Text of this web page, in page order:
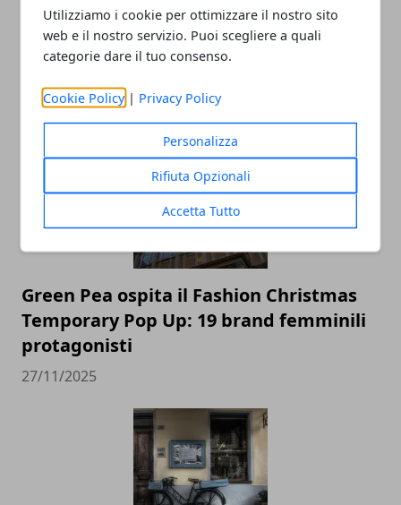
Utilizziamo i cookie per ottimizzare il nostro sito
web e il nostro servizio. Puoi scegliere a quali
categorie dare il tuo consenso.
Cookie Policy | Privacy Policy
Personalizza
Rifiuta Opzionali
Accetta Tutto
ARTICOLI CORRELATI
Green Pea ospita il Fashion Christmas
Temporary Pop Up: 19 brand femminili
protagonisti
27/11/2025